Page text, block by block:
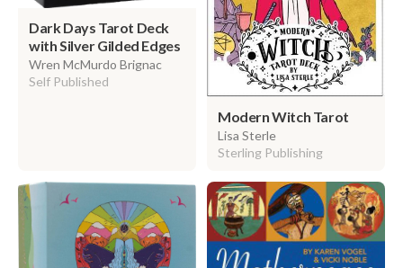
Dark Days Tarot Deck
with Silver Gilded Edges
Wren McMurdo Brignac
Self Published
Modern Witch Tarot
Lisa Sterle
Sterling Publishing